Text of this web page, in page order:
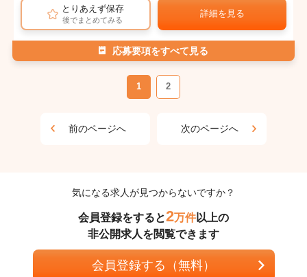
とりあえず保存
後でまとめてみる
詳細を見る
応募要項をすべて見る
1 2
前のページへ 次のページへ
気になる求人が見つからないですか？
会員登録をすると2万件以上の
非公開求人を閲覧できます
会員登録する（無料）